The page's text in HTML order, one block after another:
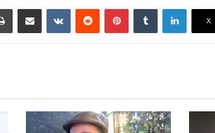
‫X
لينكدإن بينتيريست مشاركة عبر البريد